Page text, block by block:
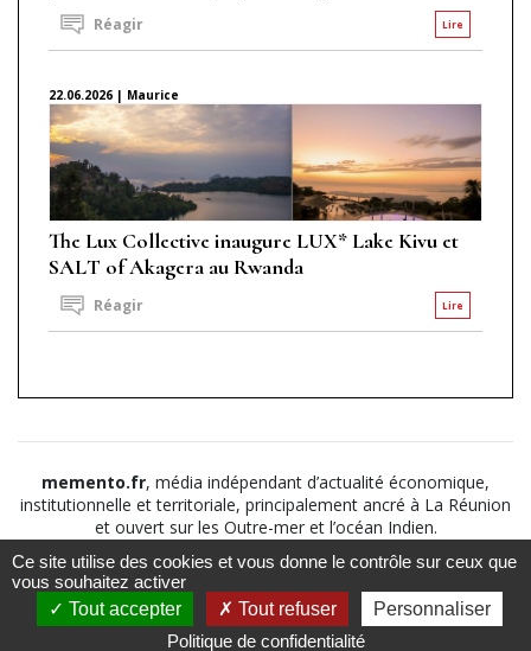
Lire
Réagir
22.06.2026 | Maurice
The Lux Collective inaugure LUX* Lake Kivu et
SALT of Akagera au Rwanda
Lire
Réagir
memento.fr, média indépendant d’actualité économique,
institutionnelle et territoriale, principalement ancré à La Réunion
et ouvert sur les Outre-mer et l’océan Indien.
©2026
Mémento
Suivez nous sur Notice légale
Politique de
confidentialité-CGV-CGU
Ce site utilise des cookies et vous donne le contrôle sur ceux que
vous souhaitez activer
Tout accepter
Tout refuser
Personnaliser
Politique de confidentialité